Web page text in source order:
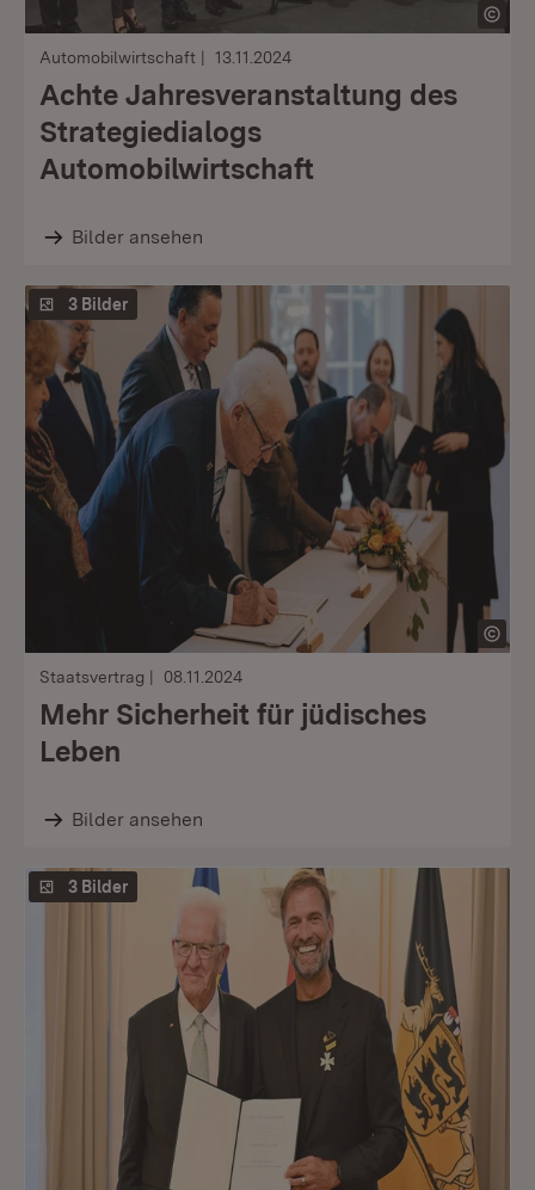
Automobilwirtschaft 13.11.2024
Achte Jahresveranstaltung des
Strategiedialogs
Automobilwirtschaft
Bilder ansehen
3 Bilder
Staatsvertrag 08.11.2024
Mehr Sicherheit für jüdisches
Leben
Bilder ansehen
3 Bilder